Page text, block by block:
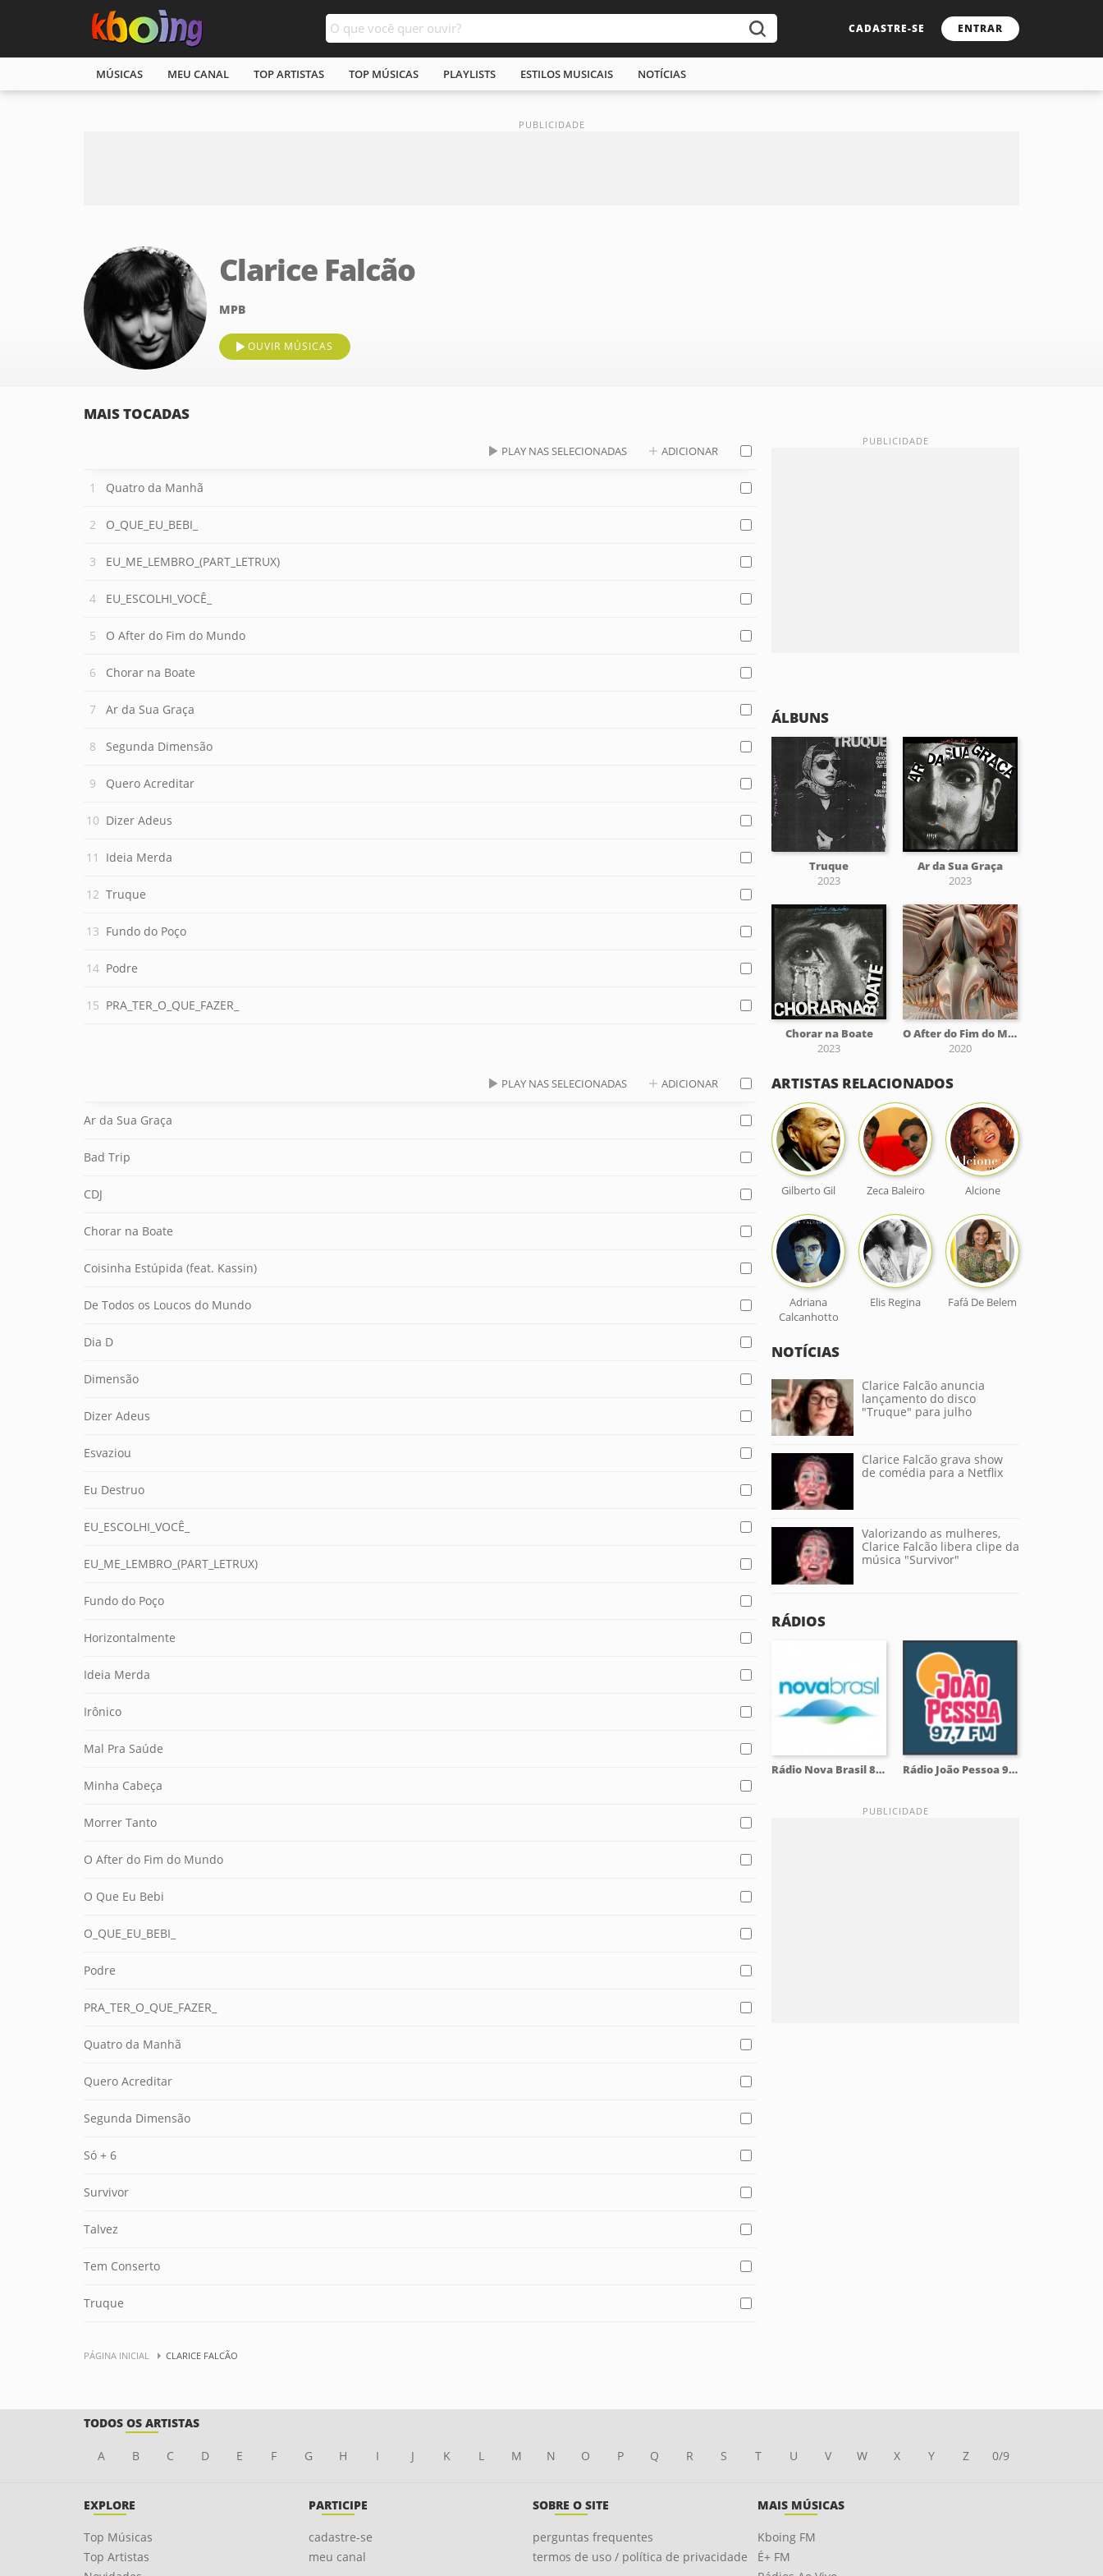
CADASTRE-SE ENTRAR
MÚSICAS MEU CANAL TOP ARTISTAS TOP MÚSICAS PLAYLISTS ESTILOS MUSICAIS NOTÍCIAS
Clarice Falcão
MPB
OUVIR MÚSICAS
MAIS TOCADAS
PLAY NAS SELECIONADAS ADICIONAR
Quatro da Manhã
O_QUE_EU_BEBI_
EU_ME_LEMBRO_(PART_LETRUX)
EU_ESCOLHI_VOCÊ_
O After do Fim do Mundo
Chorar na Boate
Ar da Sua Graça
Segunda Dimensão
Quero Acreditar
Dizer Adeus
Ideia Merda
Truque
Fundo do Poço
Podre
PRA_TER_O_QUE_FAZER_
PLAY NAS SELECIONADAS ADICIONAR
Ar da Sua Graça
Bad Trip
CDJ
Chorar na Boate
Coisinha Estúpida (feat. Kassin)
De Todos os Loucos do Mundo
Dia D
Dimensão
Dizer Adeus
Esvaziou
Eu Destruo
EU_ESCOLHI_VOCÊ_
EU_ME_LEMBRO_(PART_LETRUX)
Fundo do Poço
Horizontalmente
Ideia Merda
Irônico
Mal Pra Saúde
Minha Cabeça
Morrer Tanto
O After do Fim do Mundo
O Que Eu Bebi
O_QUE_EU_BEBI_
Podre
PRA_TER_O_QUE_FAZER_
Quatro da Manhã
Quero Acreditar
Segunda Dimensão
Só + 6
Survivor
Talvez
Tem Conserto
Truque
ÁLBUNS
Truque
2023
Ar da Sua Graça
2023
Chorar na Boate
2023
O After do Fim do Mundo
2020
ARTISTAS RELACIONADOS
Gilberto Gil Zeca Baleiro Alcione
Adriana
Calcanhotto
Elis Regina Fafá De Belem
NOTÍCIAS
Clarice Falcão anuncia
lançamento do disco
"Truque" para julho
Clarice Falcão grava show
de comédia para a Netflix
Valorizando as mulheres,
Clarice Falcão libera clipe da
música "Survivor"
RÁDIOS
Rádio Nova Brasil 89.7 FM Rádio João Pessoa 97.7 FM
PÁGINA INICIAL CLARICE FALCÃO
TODOS OS ARTISTAS
A B C D E F G H I J K L M N O P Q R S T U V W X Y Z 0/9
EXPLORE
Top Músicas
Top Artistas
PARTICIPE
cadastre-se
meu canal
SOBRE O SITE
perguntas frequentes
termos de uso / política de privacidade
MAIS MÚSICAS
Kboing FM
É+ FM